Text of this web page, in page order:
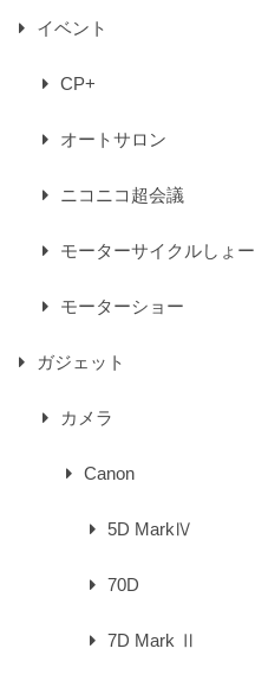
イベント
CP+
オートサロン
ニコニコ超会議
モーターサイクルしょー
モーターショー
ガジェット
カメラ
Canon
5D MarkⅣ
70D
7D Mark Ⅱ